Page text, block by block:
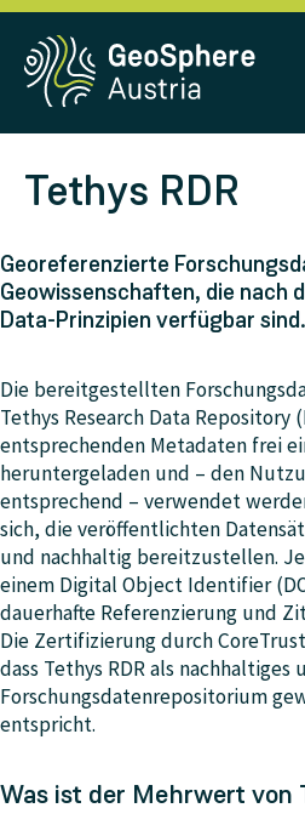
Tethys RDR
Georeferenzierte
Geowissenschaften, die nach
Data-Prinzipien verfügbar sind.
Die bereitgestellten
Tethys Research Data Repository
entsprechenden Metadaten frei
heruntergeladen und – den
entsprechend – verwendet
sich, die veröffentlichten
und nachhaltig bereitzustellen.
einem Digital Object Identifier
dauerhafte Referenzierung und
Die Zertifizierung durch
dass Tethys RDR als
Forschungsdatenrepositorium
entspricht.
Was ist der Mehrwert von